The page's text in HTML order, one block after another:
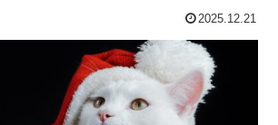
2025.12.21